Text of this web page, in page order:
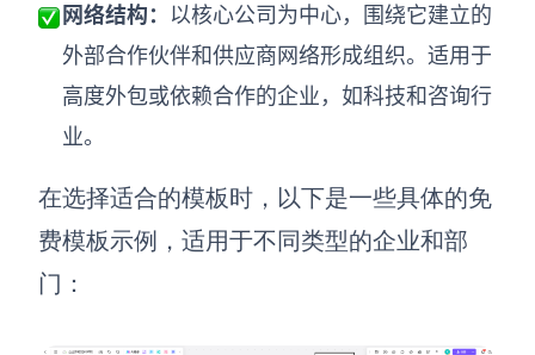
数据分析与策略
AI生成用户画像
AI生成Smart分析
AI生成波特五力模型
AI生成4P营销理论模型
AI生成竞品分析
智能创作
AI生成PPT
AI生成图片
AI对话
AI生成简历
网络结构： 以核心公司为中心，围绕它建立的
外部合作伙伴和供应商网络形成组织。适用于
高度外包或依赖合作的企业，如科技和咨询行
业。
在选择适合的模板时，以下是一些具体的免
费模板示例，适用于不同类型的企业和部
门：